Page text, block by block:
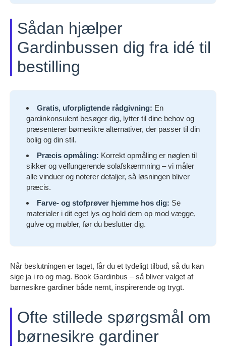
Sådan hjælper
Gardinbussen dig fra idé til
bestilling
Gratis, uforpligtende rådgivning: En
gardinkonsulent besøger dig, lytter til dine behov og
præsenterer børnesikre alternativer, der passer til din
bolig og din stil.
Præcis opmåling: Korrekt opmåling er nøglen til
sikker og velfungerende solafskærmning – vi måler
alle vinduer og noterer detaljer, så løsningen bliver
præcis.
Farve- og stofprøver hjemme hos dig: Se
materialer i dit eget lys og hold dem op mod vægge,
gulve og møbler, før du beslutter dig.
Når beslutningen er taget, får du et tydeligt tilbud, så du kan
sige ja i ro og mag. Book Gardinbus – så bliver valget af
børnesikre gardiner både nemt, inspirerende og trygt.
Ofte stillede spørgsmål om
børnesikre gardiner